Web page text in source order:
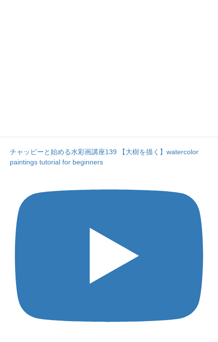
チャッピーと始める水彩画講座139 【大樹を描く】watercolor
paintings tutorial for beginners